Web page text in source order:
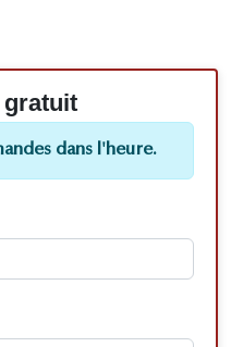
gratuit
dans l'heure.